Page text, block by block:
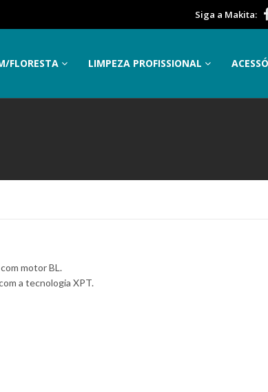
Siga a Makita:
FLORESTA LIMPEZA PROFISSIONAL
motor BL.
a tecnologia XPT.